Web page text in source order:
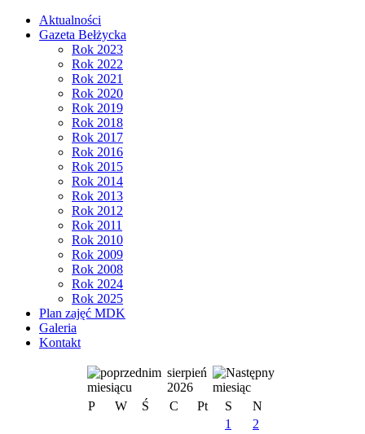
Aktualności
Gazeta Bełżycka
Rok 2023
Rok 2022
Rok 2021
Rok 2020
Rok 2019
Rok 2018
Rok 2017
Rok 2016
Rok 2015
Rok 2014
Rok 2013
Rok 2012
Rok 2011
Rok 2010
Rok 2009
Rok 2008
Rok 2024
Rok 2025
Plan zajęć MDK
Galeria
Kontakt
sierpień
2026
P
W Ś C Pt S
N
1
2